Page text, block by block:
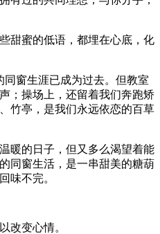
蜜的低语，都埋在心底，化
窗生涯已成为过去。但教室
；操场上，还留着我们奔跑矫
竹亭，是我们永远依恋的百草
的日子，但又多么渴望着能
同窗生活，是一串甜美的糖葫
味不完。
变心情。